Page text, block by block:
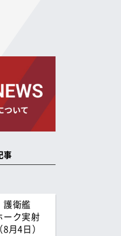
事
衛艦
ーク実射
月4日）